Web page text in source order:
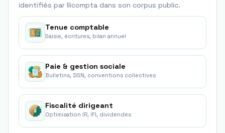
identifiés par Ilicompta dans son corpus public.
Tenue comptable
Saisie, écritures, bilan annuel
Paie & gestion sociale
Bulletins, DSN, conventions collectives
Fiscalité dirigeant
Optimisation IR, IFI, dividendes